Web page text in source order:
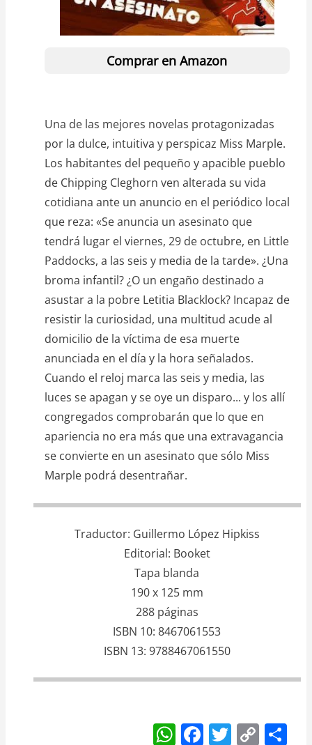
Comprar en Amazon
Una de las mejores novelas protagonizadas
por la dulce, intuitiva y perspicaz Miss Marple.
Los habitantes del pequeño y apacible pueblo
de Chipping Cleghorn ven alterada su vida
cotidiana ante un anuncio en el periódico local
que reza: «Se anuncia un asesinato que
tendrá lugar el viernes, 29 de octubre, en Little
Paddocks, a las seis y media de la tarde». ¿Una
broma infantil? ¿O un engaño destinado a
asustar a la pobre Letitia Blacklock? Incapaz de
resistir la curiosidad, una multitud acude al
domicilio de la víctima de esa muerte
anunciada en el día y la hora señalados.
Cuando el reloj marca las seis y media, las
luces se apagan y se oye un disparo... y los allí
congregados comprobarán que lo que en
apariencia no era más que una extravagancia
se convierte en un asesinato que sólo Miss
Marple podrá desentrañar.
Traductor Guillermo López Hipkiss
Editorial Booket
Tapa blanda
190 x 125 mm
288 páginas
ISBN 10 8467061553
ISBN 13 9788467061550
W F T C S